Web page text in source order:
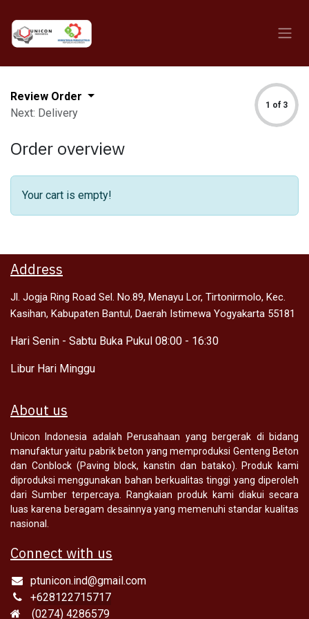
Review Order
Next: Delivery
1 of 3
Order overview
Your cart is empty!
Address
Jl. Jogja Ring Road Sel. No.89, Menayu Lor, Tirtonirmolo, Kec.
Kasihan, Kabupaten Bantul, Daerah Istimewa Yogyakarta 55181
Hari Senin - Sabtu Buka Pukul 08:00 - 16:30
Libur Hari Minggu
About us
Unicon Indonesia adalah Perusahaan yang bergerak di bidang
manufaktur yaitu pabrik beton yang memproduksi Genteng Beton
dan Conblock (Paving block, kanstin dan batako). Produk kami
diproduksi menggunakan bahan berkualitas tinggi yang diperoleh
dari Sumber terpercaya. Rangkaian produk kami diakui secara
luas karena beragam desainnya yang memenuhi standar kualitas
nasional.
Connect with us
ptunicon.ind@gmail.com
+628122715717
(0274) 4286579